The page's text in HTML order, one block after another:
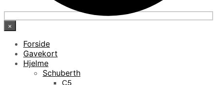
×
Forside
Gavekort
Hjelme
Schuberth
C5